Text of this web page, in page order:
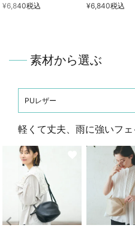
¥6,840税込 ¥6,840税込
素材から選ぶ
PUレザー
軽くて丈夫、雨に強いフ